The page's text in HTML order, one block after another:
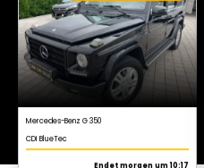
Mercedes-Benz G 350
CDI BlueTec
Endet morgen um 10:17
Exklusiv bei CarOnSale